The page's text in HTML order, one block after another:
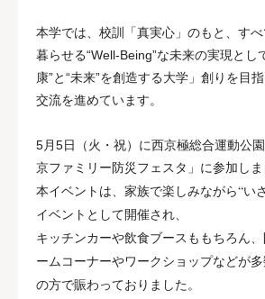
本学では、校訓「真実心」のもと、す
暮らせる“Well-Being”な未来の実現とし
康”と“未来”を創造する大学」創りを目
交流を進めています。
5月5日（火・祝）に西京極総合運動公
京ファミリー防災フェスタ」に参加しま
本イベントは、 家族で楽しみながら“い
イベントとして開催され、
キッチンカーや飲食ブースももちろん
ームコーナーやワークショップなどが
の方で賑わっておりました。